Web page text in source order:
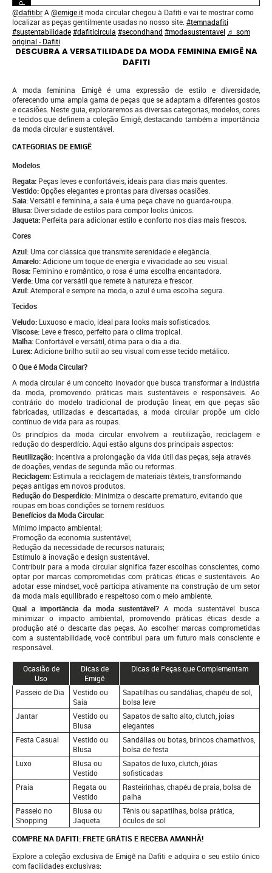
@dafitibrA@emige.itmoda circular chegou à Dafiti e vai te mostrar como
localizar as peças gentilmente usadas no nosso site. #temnadafiti
#sustentabilidade#dafiticircula #secondhand #modasustentavel ♬ som
original - Dafiti
DESCUBRA A VERSATILIDADE DA MODA FEMININA EMIGÊ NA
DAFITI
A moda feminina Emigê é uma expressão de estilo e diversidade,
oferecendo uma ampla gama de peças que se adaptam a diferentes gostos
e ocasiões. Neste guia, exploraremos as diversas categorias, modelos, cores
e tecidos que definem a coleção Emigê, destacando também a importância
da moda circular e sustentável.
CATEGORIAS DE EMIGÊ
Modelos
Regata: Peças leves e confortáveis, ideais para dias mais quentes.
Vestido:Opções elegantes e prontas para diversas ocasiões.
Saia:Versátil e feminina, a saia é uma peça chave no guarda-roupa.
Blusa: Diversidade de estilos para compor looks únicos.
Jaqueta: Perfeita para adicionar estilo e conforto nos dias mais frescos.
Cores
Azul:Uma cor clássica que transmite serenidade e elegância.
Amarelo:Adicione um toque de energia e vivacidade ao seu visual.
Rosa: Feminino e romântico, o rosa é uma escolha encantadora.
Verde:Uma cor versátil que remete à natureza e frescor.
Azul:Atemporal e sempre na moda, o azul é uma escolha segura.
Tecidos
Veludo: Luxuoso e macio, ideal para looks mais sofisticados.
Viscose: Leve e fresco, perfeito para o clima tropical.
Malha:Confortável e versátil, ótima para o dia a dia.
Lurex:Adicione brilho sutil ao seu visual com esse tecido metálico.
O Que é Moda Circular?
A moda circular é um conceito inovador que busca transformar a indústria
da moda, promovendo práticas mais sustentáveis e responsáveis. Ao
contrário do modelo tradicional de produção linear, em que peças são
fabricadas, utilizadas e descartadas, a moda circular propõe um ciclo
contínuo de vida para as roupas.
Os princípios da moda circular envolvem a reutilização, reciclagem e
redução do desperdício. Aqui estão alguns dos principais aspectos:
Reutilização: Incentiva a prolongação da vida útil das peças, seja através
de doações, vendas de segunda mão ou reformas.
Reciclagem: Estimula a reciclagem de materiais têxteis, transformando
peças antigas em novos produtos.
Redução do Desperdício: Minimiza o descarte prematuro, evitando que
roupas em boas condições se tornem resíduos.
Benefícios da Moda Circular:
Mínimo impacto ambiental;
Promoção da economia sustentável;
Redução da necessidade de recursos naturais;
Estímulo à inovação e design sustentável.
Contribuir para a moda circular significa fazer escolhas conscientes, como
optar por marcas comprometidas com práticas éticas e sustentáveis. Ao
adotar esse mindset, você participa ativamente na construção de um setor
da moda mais equilibrado e respeitoso com o meio ambiente.
Qual a importância da moda sustentável? A moda sustentável busca
minimizar o impacto ambiental, promovendo práticas éticas desde a
produção até o descarte das peças. Ao escolher marcas comprometidas
com a sustentabilidade, você contribui para um futuro mais consciente e
responsável.
Ocasião de
Uso
Dicas de
Emigê
Dicas de Peças que Complementam
Passeio de Dia
Vestido ou
Saia
Sapatilhas ou sandálias, chapéu de sol,
bolsa leve
Jantar
Vestido ou
Blusa
Sapatos de salto alto, clutch, joias
elegantes
Festa Casual
Vestido ou
Blusa
Sandálias ou botas, brincos chamativos,
bolsa de festa
Luxo
Blusa ou
Vestido
Sapatos de luxo, clutch, jóias
sofisticadas
Praia
Regata ou
Vestido
Rasteirinhas, chapéu de praia, bolsa de
palha
Passeio no
Shopping
Blusa ou
Jaqueta
Tênis ou sapatilhas, bolsa prática,
óculos de sol
COMPRE NA DAFITI: FRETE GRÁTIS E RECEBA AMANHÃ!
Explore a coleção exclusiva de Emigê na Dafiti e adquira o seu estilo único
com facilidades exclusivas: